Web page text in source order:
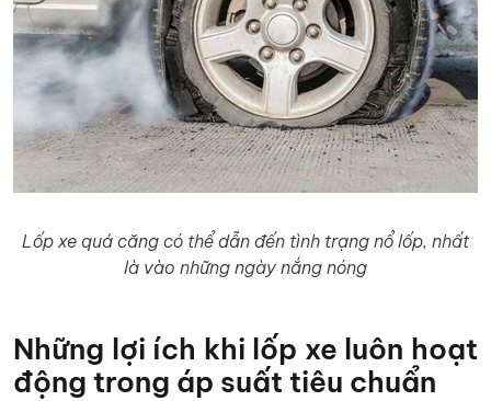
Lốp xe quá căng có thể dẫn đến tình trạng nổ lốp, nhất
là vào những ngày nắng nóng
Những lợi ích khi lốp xe luôn hoạt
động trong áp suất tiêu chuẩn